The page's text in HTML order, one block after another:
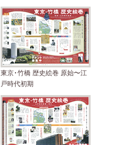
東京･竹橋 歴史絵巻 原始〜江
戸時代初期